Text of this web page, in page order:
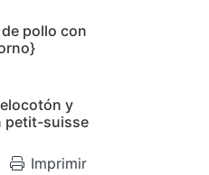
pollo con
y
petit-suisse
Imprimir